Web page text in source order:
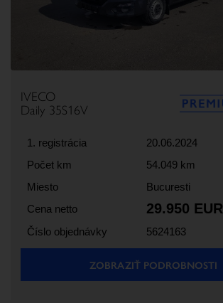
IVECO
Daily 35S16V
1. registrácia
20.06.2024
Počet km
54.049 km
Miesto
Bucuresti
Cena netto
29.950 EUR
Číslo objednávky 5624163
ZOBRAZIŤ PODROBNOSTI